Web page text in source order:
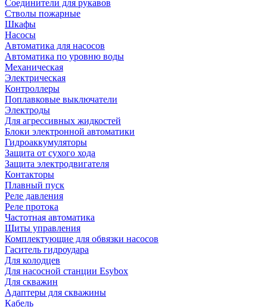
Соединители для рукавов
Стволы пожарные
Шкафы
Насосы
Автоматика для насосов
Автоматика по уровню воды
Механическая
Электрическая
Контроллеры
Поплавковые выключатели
Электроды
Для агрессивных жидкостей
Блоки электронной автоматики
Гидроаккумуляторы
Защита от сухого хода
Защита электродвигателя
Контакторы
Плавный пуск
Реле давления
Реле протока
Частотная автоматика
Щиты управления
Комплектующие для обвязки насосов
Гаситель гидроудара
Для колодцев
Для насосной станции Esybox
Для скважин
Адаптеры для скважины
Кабель